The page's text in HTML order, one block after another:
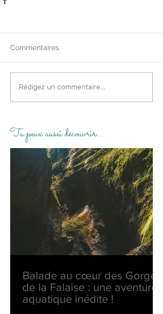
Commentaires
Rédigez un commentaire...
Tu peux aussi découvrir…
Balade au cœur des Gorges
de la Falaise : une aventure
aquatique inédite !